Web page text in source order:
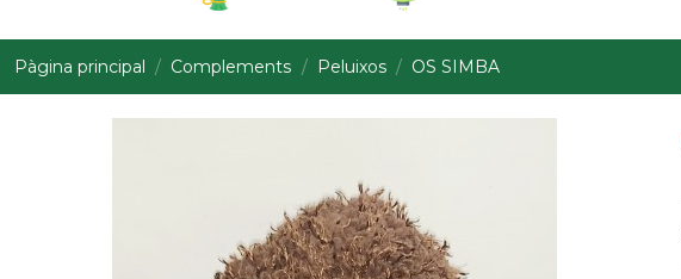
Pàgina principal Complements Peluixos OS SIMBA